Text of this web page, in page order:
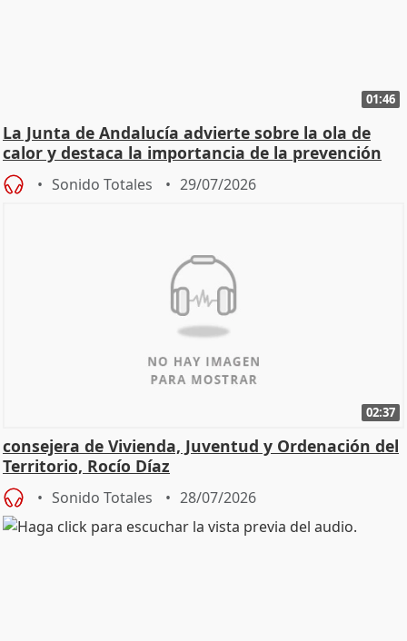
01:46
La Junta de Andalucía advierte sobre la ola de
calor y destaca la importancia de la prevención
Sonido Totales 29/07/2026
02:37
consejera de Vivienda, Juventud y Ordenación del
Territorio, Rocío Díaz
Sonido Totales 28/07/2026